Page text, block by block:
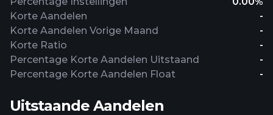
Korte Aandelen
-
Korte Aandelen Vorige Maand
-
Korte Ratio
-
Percentage Korte Aandelen Uitstaand
-
Percentage Korte Aandelen Float
-
Uitstaande Aandelen